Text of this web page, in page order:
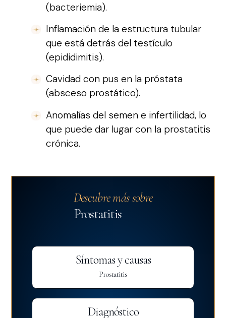
(bacteriemia).
Inflamación de la estructura tubular
que está detrás del testículo
(epididimitis).
Cavidad con pus en la próstata
(absceso prostático).
Anomalías del semen e infertilidad, lo
que puede dar lugar con la prostatitis
crónica.
Descubre más sobre
Prostatitis
Síntomas y causas
Prostatitis
Diagnóstico